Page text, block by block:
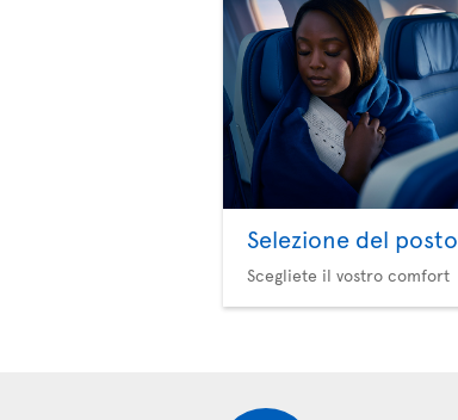
Selezione del posto
Scegliete il vostro comfort